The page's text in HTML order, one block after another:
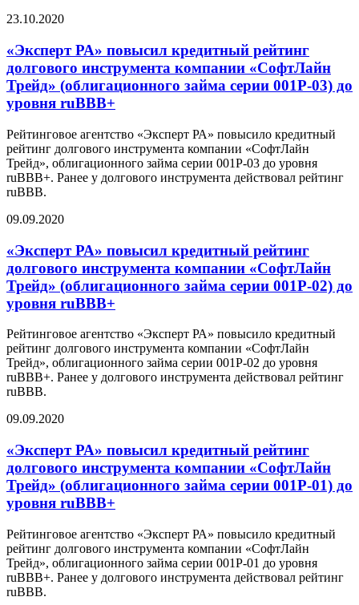
23.10.2020
«Эксперт РА» повысил кредитный рейтинг
долгового инструмента компании «CофтЛайн
Трейд» (облигационного займа серии 001P-03) до
уровня ruBBB+
Рейтинговое агентство «Эксперт РА» повысило кредитный
рейтинг долгового инструмента компании «СофтЛайн
Трейд», облигационного займа серии 001P-03 до уровня
ruBBB+. Ранее у долгового инструмента действовал рейтинг
ruBBB.
09.09.2020
«Эксперт РА» повысил кредитный рейтинг
долгового инструмента компании «CофтЛайн
Трейд» (облигационного займа серии 001P-02) до
уровня ruBBB+
Рейтинговое агентство «Эксперт РА» повысило кредитный
рейтинг долгового инструмента компании «СофтЛайн
Трейд», облигационного займа серии 001P-02 до уровня
ruBBB+. Ранее у долгового инструмента действовал рейтинг
ruBBB.
09.09.2020
«Эксперт РА» повысил кредитный рейтинг
долгового инструмента компании «CофтЛайн
Трейд» (облигационного займа серии 001P-01) до
уровня ruBBB+
Рейтинговое агентство «Эксперт РА» повысило кредитный
рейтинг долгового инструмента компании «СофтЛайн
Трейд», облигационного займа серии 001P-01 до уровня
ruBBB+. Ранее у долгового инструмента действовал рейтинг
ruBBB.